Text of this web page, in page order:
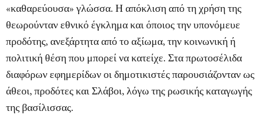
«καθαρεύουσα» γλώσσα. Η απόκλιση από τη χρήση της
θεωρούνταν εθνικό έγκλημα και όποιος την υπονόμευε
προδότης, ανεξάρτητα από το αξίωμα, την κοινωνική ή
πολιτική θέση που μπορεί να κατείχε. Στα πρωτοσέλιδα
διαφόρων εφημερίδων οι δημοτικιστές παρουσιάζονταν ως
άθεοι, προδότες και Σλάβοι, λόγω της ρωσικής καταγωγής
της βασίλισσας.